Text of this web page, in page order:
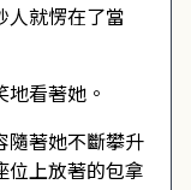
人就愣在了當
看著她。
隨著她不斷攀升
位上放著的包拿